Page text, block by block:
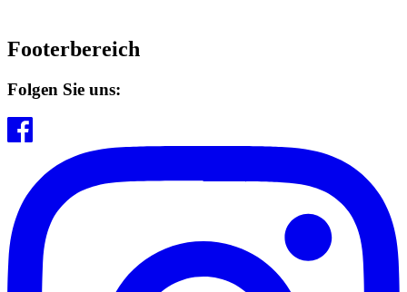
Footerbereich
Folgen Sie uns: